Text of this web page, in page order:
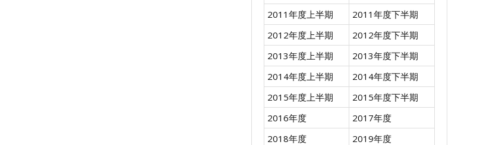
2011年度上半期
2011年度下半期
2012年度上半期
2012年度下半期
2013年度上半期
2013年度下半期
2014年度上半期
2014年度下半期
2015年度上半期
2015年度下半期
2016年度
2017年度
2018年度
2019年度